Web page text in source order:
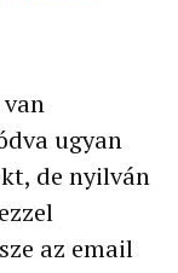
ugyan
de nyilván
az email